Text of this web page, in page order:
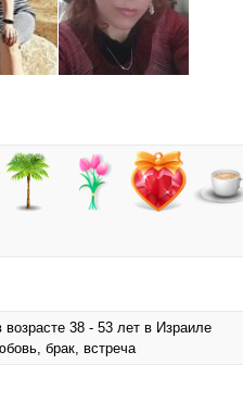
38 - 53 лет в Израиле
брак, встреча